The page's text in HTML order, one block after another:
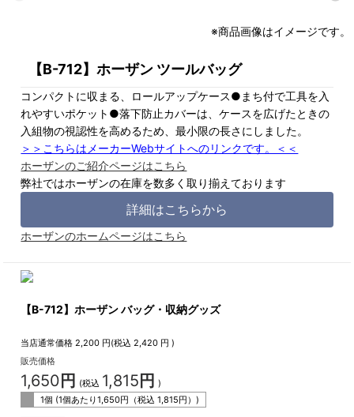
※商品画像はイメージです。
【B-712】ホーザン ツールバッグ
コンパクトに収まる、ロールアップケース●まち付で工具を入
れやすいポケット●落下防止カバーは、ケースを広げたときの
入組物の視認性を高めるため、最小限の長さにしました。
＞＞こちらはメーカーWebサイトへのリンクです。＜＜
ホーザンのご紹介ページはこちら
弊社ではホーザンの在庫を数多く取り揃えております
詳細はこちらから
ホーザンのホームページはこちら
【B-712】ホーザン バッグ・収納グッズ
当店通常価格 2,200 円(税込2,420 円 )
販売価格
1,650 円 (税込 1,815 円 )
1個 (1個あたり1,650円（税込1,815円）)